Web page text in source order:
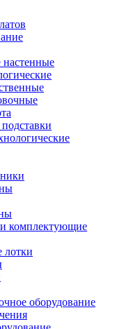
комплектующие
лотки
оборудование